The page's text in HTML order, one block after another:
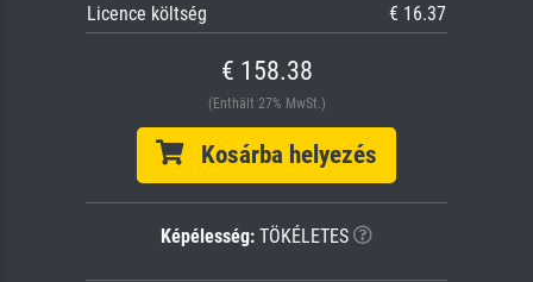
Licence költség
€ 16.37
€ 158.38
(Enthält 27% MwSt.)
Kosárba helyezés
Képélesség: TÖKÉLETES